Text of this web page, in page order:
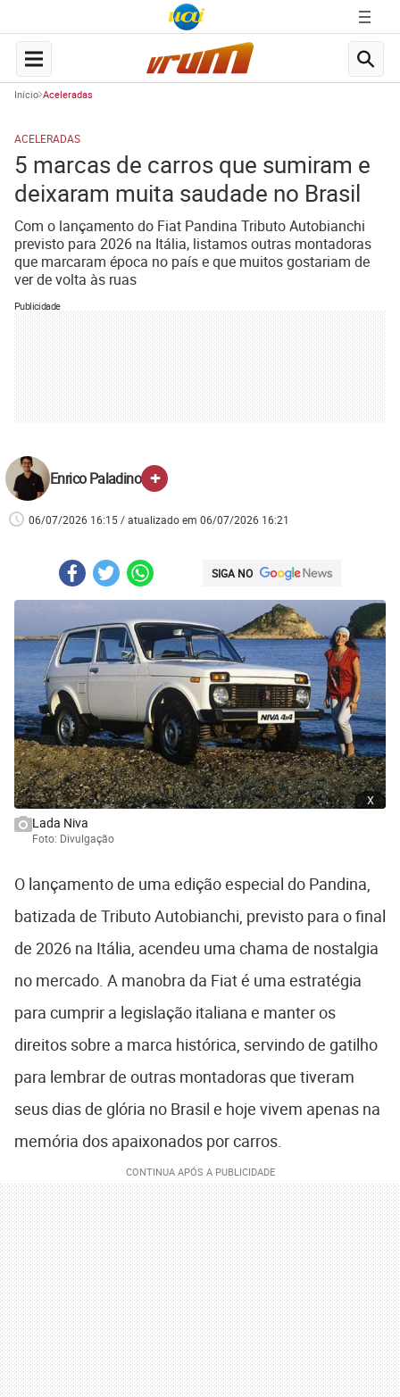
Início Aceleradas
ACELERADAS
5 marcas de carros que sumiram e
deixaram muita saudade no Brasil
Com o lançamento do Fiat Pandina Tributo Autobianchi
previsto para 2026 na Itália, listamos outras montadoras
que marcaram época no país e que muitos gostariam de
ver de volta às ruas
Publicidade
Enrico Paladino +
06/07/2026 16:15 / atualizado em 06/07/2026 16:21
SIGA NO
x
Lada Niva
Foto: Divulgação
O lançamento de uma edição especial do Pandina,
batizada de Tributo Autobianchi, previsto para o final
de 2026 na Itália, acendeu uma chama de nostalgia
no mercado. A manobra da Fiat é uma estratégia
para cumprir a legislação italiana e manter os
direitos sobre a marca histórica, servindo de gatilho
para lembrar de outras montadoras que tiveram
seus dias de glória no Brasil e hoje vivem apenas na
memória dos apaixonados por carros.